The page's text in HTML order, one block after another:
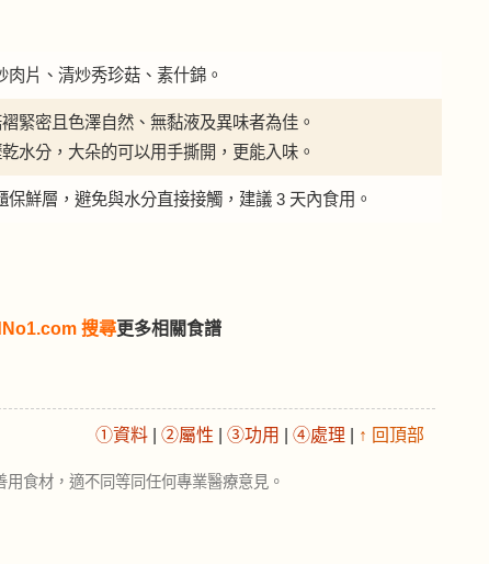
片、清炒秀珍菇、素什錦。
緊密且色澤自然、無黏液及異味者為佳。
水分，大朵的可以用手撕開，更能入味。
保鮮層，避免與水分直接接觸，建議 3 天內食用。
搜尋更多相關食譜
①資料 ②屬性 ③功用 ④處理 ↑ 回頂部
食材，適不同等同任何專業醫療意見。